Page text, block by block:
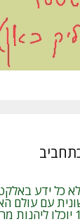
כל ידע
עם עולם